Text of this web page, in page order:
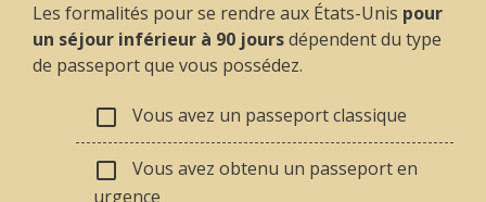
Les formalités pour se rendre aux États-Unis pour
un séjour inférieur à 90 joursdépendent du type
de passeport que vous possédez.
check_box_outline_blank Vous avez un passeport classique
check_box_outline_blank
Vous avez obtenu un passeport en
urgence